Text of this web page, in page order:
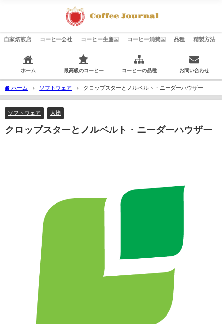
自家焙煎店 コーヒー会社 コーヒー生産国 コーヒー消費国 品種 精製方法
ホーム 最高級のコーヒー コーヒーの品種 お問い合わせ
ホーム ソフトウェア クロップスターとノルベルト・ニーダーハウザー
ソフトウェア 人物
クロップスターとノルベルト・ニーダーハウザー